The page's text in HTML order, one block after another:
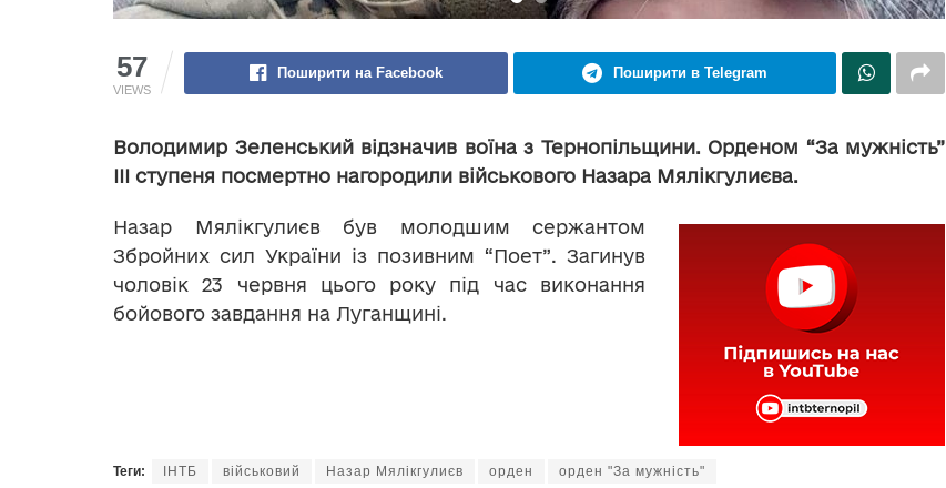
57
VIEWS
Поширити на Facebook Поширити в Telegram
Володимир Зеленський відзначив воїна з Тернопільщини. Орденом “За мужність”
ІІІ ступеня посмертно нагородили військового Назара Мялікгулиєва.
Назар Мялікгулиєв був молодшим сержантом
Збройних сил України із позивним “Поет”. Загинув
чоловік 23 червня цього року під час виконання
бойового завдання на Луганщині.
Теги: ІНТБ військовий Назар Мялікгулиєв орден орден "За мужність"